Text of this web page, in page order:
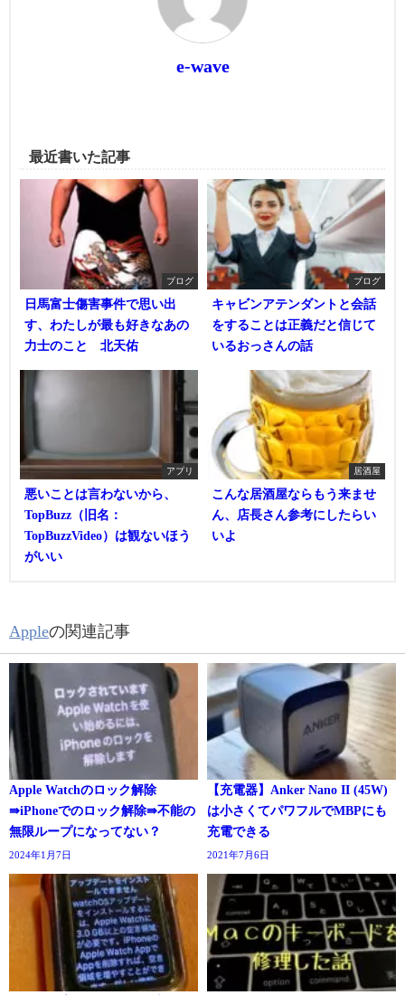
e-wave
最近書いた記事
ブログ
日馬富士傷害事件で思い出
す、わたしが最も好きなあの
力士のこと 北天佑
ブログ
キャビンアテンダントと会話
をすることは正義だと信じて
いるおっさんの話
アプリ
悪いことは言わないから、
TopBuzz（旧名：
TopBuzzVideo）は観ないほう
がいい
居酒屋
こんな居酒屋ならもう来ませ
ん、店長さん参考にしたらい
いよ
Appleの関連記事
Apple Watchのロック解除
⇛iPhoneでのロック解除⇛不能の
無限ループになってない？
2024年1月7日
【充電器】Anker Nano II (45W)
は小さくてパワフルでMBPにも
充電できる
2021年7月6日